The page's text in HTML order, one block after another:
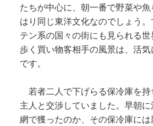
たちが中心に、朝一番で野菜や
はり同じ東洋文化なのでしょう
テン系の国々の街にも見られる
歩く買い物客相手の風景は、活
です。
若者二人で下げらる保冷庫を
主人と交渉していました。早朝
網で獲ったのか、その保冷庫に